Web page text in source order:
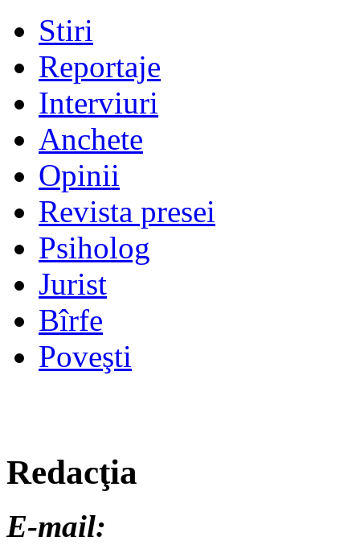
Stiri
Reportaje
Interviuri
Anchete
Opinii
Revista presei
Psiholog
Jurist
Bîrfe
Poveşti
Redacţia
E-mail: